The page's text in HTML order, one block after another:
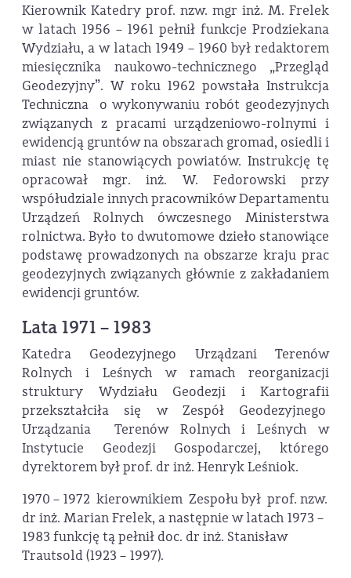
Kierownik Katedry prof. nzw. mgr inż. M. Frelek
w latach 1956 – 1961 pełnił funkcje Prodziekana
Wydziału, a w latach 1949 – 1960 był redaktorem
miesięcznika naukowo-technicznego „Przegląd
Geodezyjny”. W roku 1962 powstała Instrukcja
Techniczna o wykonywaniu robót geodezyjnych
związanych z pracami urządzeniowo-rolnymi i
ewidencją gruntów na obszarach gromad, osiedli i
miast nie stanowiących powiatów. Instrukcję tę
opracował mgr. inż. W. Fedorowski przy
współudziale innych pracowników Departamentu
Urządzeń Rolnych ówczesnego Ministerstwa
rolnictwa. Było to dwutomowe dzieło stanowiące
podstawę prowadzonych na obszarze kraju prac
geodezyjnych związanych głównie z zakładaniem
ewidencji gruntów.
Lata 1971 – 1983
Katedra Geodezyjnego Urządzani Terenów
Rolnych i Leśnych w ramach reorganizacji
struktury Wydziału Geodezji i Kartografii
przekształciła się w Zespół Geodezyjnego
Urządzania Terenów Rolnych i Leśnych w
Instytucie Geodezji Gospodarczej, którego
dyrektorem był prof. dr inż. Henryk Leśniok.
1970 – 1972 kierownikiem Zespołu był prof. nzw.
dr inż. Marian Frelek, a następnie w latach 1973 –
1983 funkcję tą pełnił doc. dr inż. Stanisław
Trautsold (1923 – 1997).